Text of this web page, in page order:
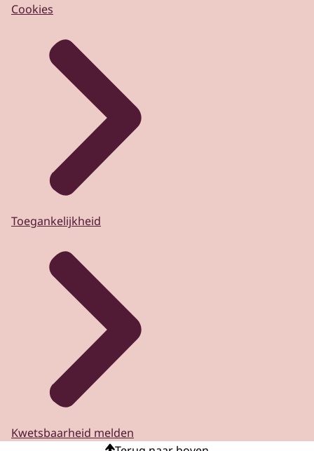
Cookies
Toegankelijkheid
Kwetsbaarheid melden